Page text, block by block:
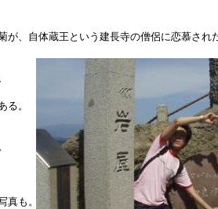
、自体蔵王という建長寺の僧侶に恋慕さ
る。
真も。